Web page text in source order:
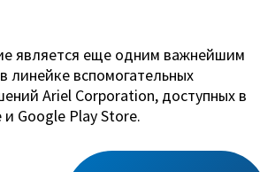
является еще одним важнейшим
линейке вспомогательных
Ariel Corporation, доступных в
и Google Play Store.